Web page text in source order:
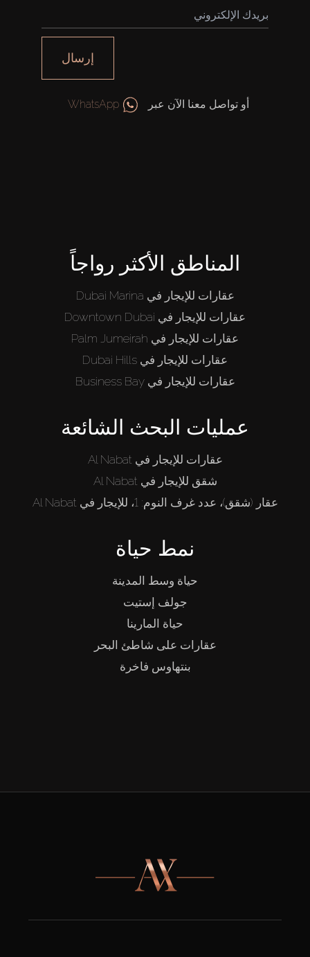
الوكلاء
من نحن
إرسال
أو تواصل معنا الآن عبر WhatsApp
المناطق الأكثر رواجاً
عقارات للإيجار في Dubai Marina
عقارات للإيجار في Downtown Dubai
عقارات للإيجار في Palm Jumeirah
عقارات للإيجار في Dubai Hills
عقارات للإيجار في Business Bay
عمليات البحث الشائعة
عقارات للإيجار في Al Nabat
شقق للإيجار في Al Nabat
عقار (شقق)، عدد غرف النوم: 1، للإيجار في Al Nabat
نمط حياة
حياة وسط المدينة
جولف إستيت
حياة المارينا
عقارات على شاطئ البحر
بنتهاوس فاخرة